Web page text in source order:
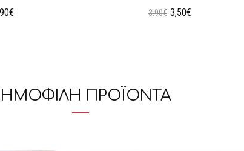
3,90€ 3,50€
ΠΡΟΪΟΝΤΑ